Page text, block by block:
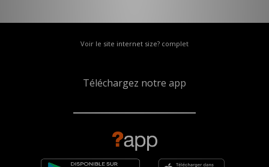
Voir le site internet size? complet
Téléchargez notre app